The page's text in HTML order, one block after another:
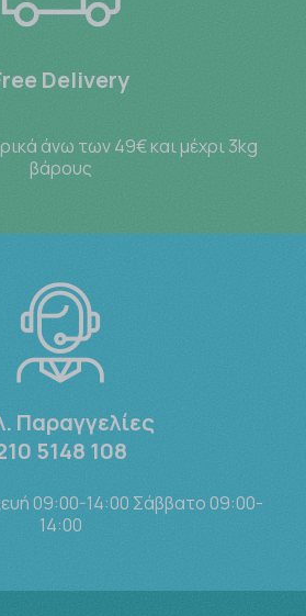
Delivery
άνω των 49€ και μέχρι 3kg
βάρους
Παραγγελίες
5148 108
09:00-14:00 Σάββατο 09:00-
14:00